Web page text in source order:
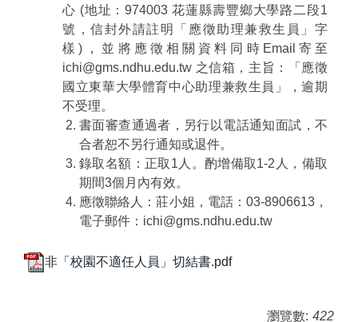
心 (地址：974003 花蓮縣壽豐鄉大學路二段1
號，信封外請註明「應徵助理兼救生員」字
樣)，並將應徵相關資料同時Email寄至
ichi@gms.ndhu.edu.tw 之信箱，主旨：「應徵
國立東華大學體育中心助理兼救生員」，逾期
不受理。
書面審查通過者，另行以電話通知面試，不
合者恕不另行通知或退件。
錄取名額：正取1人。酌增備取1-2人，備取
期間3個月內有效。
應徵聯絡人：莊小姐，電話：03-8906613，
電子郵件：ichi@gms.ndhu.edu.tw
非「校園不適任人員」切結書.pdf
瀏覽數: 422